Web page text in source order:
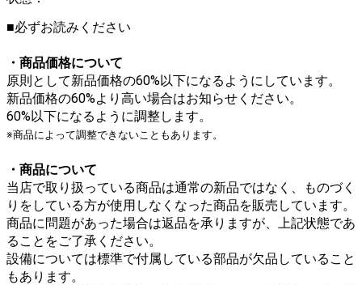
■必ずお読みください
・商品価格について
原則として新品価格の60%以下になるようにしています。
新品価格の60%より高い場合はお知らせください。
60%以下になるように調整します。
※商品によって調整できないこともあります。
・商品について
当店で取り扱っている商品は通常の新品ではなく、ものづく
りをしている方が使用しなくなった商品を販売しています。
商品に問題があった場合は返品を承りますが、上記状態であ
ることをご了承ください。
設備については標準で付属している部品が欠品していること
もあります。